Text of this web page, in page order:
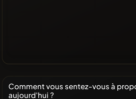
Comment vous sentez-vous à
aujourd'hui ?